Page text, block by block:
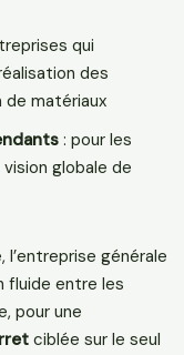
qui
des
de matériaux
: pour les
globale de
générale
fluide entre les
pour une
ciblée sur le seul